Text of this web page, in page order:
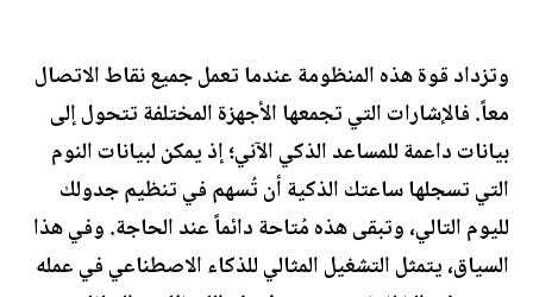
وتزداد قوة هذه المنظومة عندما تعمل جميع نقاط الاتصال
معاً. فالإشارات التي تجمعها الأجهزة المختلفة تتحول إلى
بيانات داعمة للمساعد الذكي الآني؛ إذ يمكن لبيانات النوم
التي تسجلها ساعتك الذكية أن تُسهم في تنظيم جدولك
لليوم التالي، وتبقى هذه مُتاحة دائماً عند الحاجة. وفي هذا
السياق، يتمثل التشغيل المثالي للذكاء الاصطناعي في عمله